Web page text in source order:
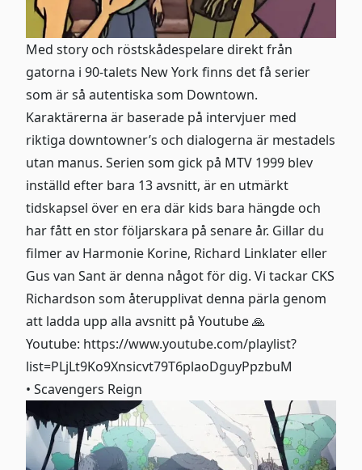
Med story och röstskådespelare direkt från
gatorna i 90-talets New York finns det få serier
som är så autentiska som Downtown.
Karaktärerna är baserade på intervjuer med
riktiga downtowner’s och dialogerna är mestadels
utan manus. Serien som gick på MTV 1999 blev
inställd efter bara 13 avsnitt, är en utmärkt
tidskapsel över en era där kids bara hängde och
har fått en stor följarskara på senare år. Gillar du
filmer av Harmonie Korine, Richard Linklater eller
Gus van Sant är denna något för dig. Vi tackar CKS
Richardson som återupplivat denna pärla genom
att ladda upp alla avsnitt på Youtube 🙏
Youtube: https://www.youtube.com/playlist?
list=PLjLt9Ko9Xnsicvt79T6plaoDguyPpzbuM
• Scavengers Reign